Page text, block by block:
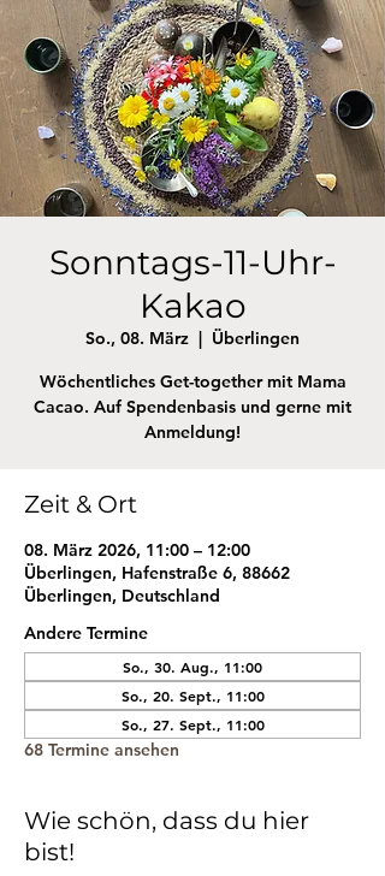
Sonntags-11-Uhr-
Kakao
So., 08. März
  |
Überlingen
Wöchentliches Get-together mit Mama
Cacao. Auf Spendenbasis und gerne mit
Anmeldung!
Zeit & Ort
08. März 2026, 11:00 – 12:00
Überlingen, Hafenstraße 6, 88662
Überlingen, Deutschland
Andere Termine
So., 30. Aug., 11:00
So., 20. Sept., 11:00
So., 27. Sept., 11:00
68 Termine ansehen
Wie schön, dass du hier
bist!